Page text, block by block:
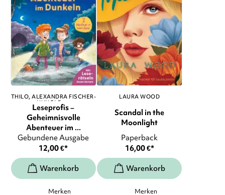
THILO ALEXANDRA FISCHER-
HUNOLD, ...
Leseprofis –
Geheimnisvolle
Abenteuer im ...
Gebundene Ausgabe
12,00€*
Merken
LAURA WOOD
Scandal in the
Moonlight
Paperback
16,00€*
Merken